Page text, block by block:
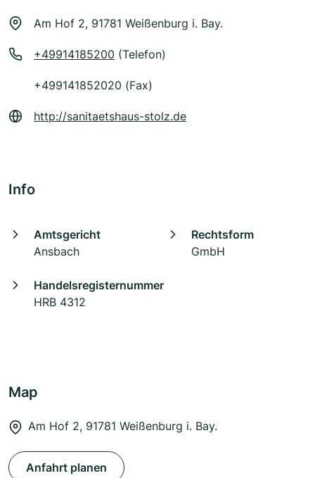
Am Hof 2, 91781 Weißenburg i. Bay.
+49914185200 (Telefon)
+499141852020 (Fax)
http://sanitaetshaus-stolz.de
Info
Amtsgericht
Ansbach
Rechtsform
GmbH
Handelsregisternummer
HRB 4312
Map
Am Hof 2, 91781 Weißenburg i. Bay.
Anfahrt planen